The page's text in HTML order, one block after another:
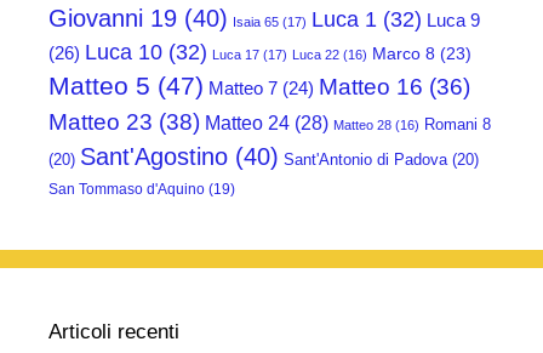
Giovanni 19 (40) Isaia 65 (17) Luca 1 (32) Luca 9
(26) Luca 10 (32) Luca 17 (17) Luca 22 (16) Marco 8 (23)
Matteo 5 (47) Matteo 7 (24) Matteo 16 (36)
Matteo 23 (38) Matteo 24 (28) Matteo 28 (16) Romani 8
(20) Sant'Agostino (40) Sant'Antonio di Padova(20)
San Tommaso d'Aquino (19)
Articoli recenti